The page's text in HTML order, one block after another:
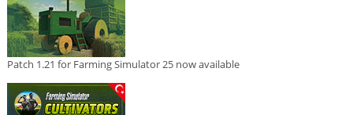
Patch 1.21 for Farming Simulator 25 now available